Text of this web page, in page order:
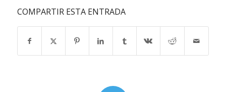
COMPARTIR ESTA ENTRADA